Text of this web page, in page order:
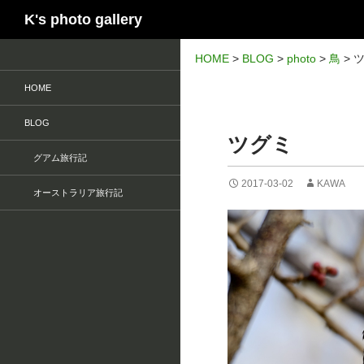
K's photo gallery
HOME > BLOG > photo > 鳥 >
ツグミ
2017-03-02 KAWA
HOME
BLOG
グアム旅行記
オーストラリア旅行記